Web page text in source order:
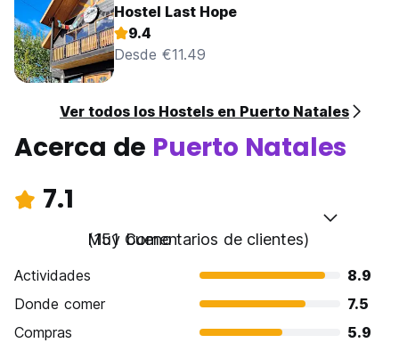
Hostel Last Hope
9.4
Desde €11.49
Ver todos los Hostels en Puerto Natales
Acerca de Puerto Natales
7.1
Muy bueno
(151 Comentarios de clientes)
Actividades
8.9
Donde comer
7.5
Compras
5.9